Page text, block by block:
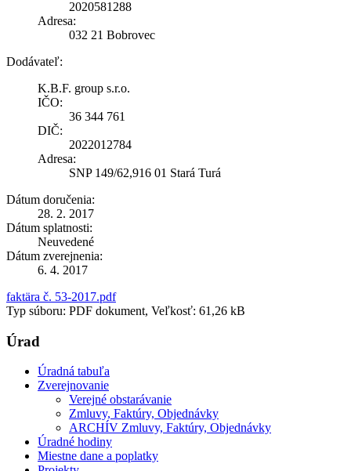
2020581288
Adresa:
032 21 Bobrovec
Dodávateľ:
K.B.F. group s.r.o.
IČO:
36 344 761
DIČ:
2022012784
Adresa:
SNP 149/62,916 01 Stará Turá
Dátum doručenia:
28. 2. 2017
Dátum splatnosti:
Neuvedené
Dátum zverejnenia:
6. 4. 2017
faktära č. 53-2017.pdf
Typ súboru: PDF dokument, Veľkosť: 61,26 kB
Úrad
Úradná tabuľa
Zverejnovanie
Verejné obstarávanie
Zmluvy, Faktúry, Objednávky
ARCHÍV Zmluvy, Faktúry, Objednávky
Úradné hodiny
Miestne dane a poplatky